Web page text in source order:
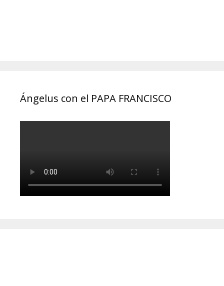
Ángelus con el PAPA FRANCISCO